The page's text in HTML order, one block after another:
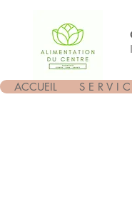
ACCUEIL S E R V I